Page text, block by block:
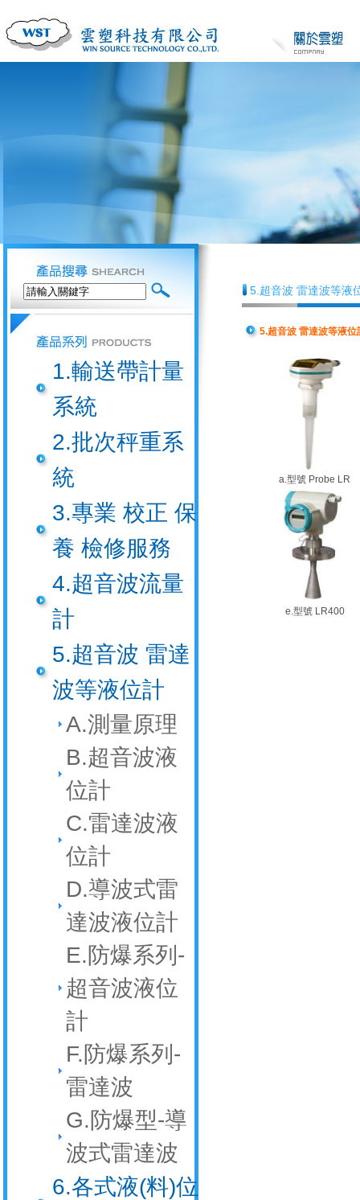
1.輸送帶計量
系統
2.批次秤重系
統
3.專業 校正 保
養 檢修服務
4.超音波流量
計
5.超音波 雷達
波等液位計
A.測量原理
B.超音波液
位計
C.雷達波液
位計
D.導波式雷
達波液位計
E.防爆系列-
超音波液位
計
F.防爆系列-
雷達波
G.防爆型-導
波式雷達波
6.各式液(料)位
5.超音波 雷達波等液
5.超音波 雷達波等液位
a.型號 Probe LR
e.型號 LR400